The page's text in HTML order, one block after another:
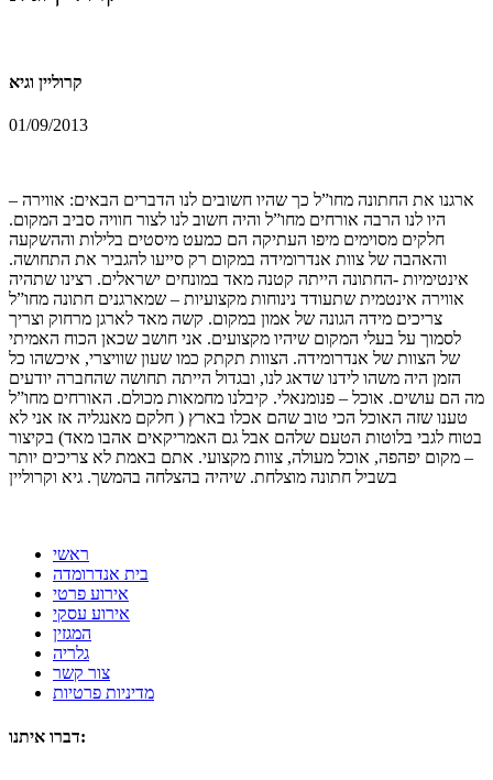
קרוליין וגיא
01/09/2013
ארגנו את החתונה מחו”ל כך שהיו חשובים לנו הדברים הבאים: אווירה –
היו לנו הרבה אורחים מחו”ל והיה חשוב לנו לצור חוויה סביב המקום.
חלקים מסוימים מיפו העתיקה הם כמעט מיסטים בלילות וההשקעה
והאהבה של צוות אנדרומידה במקום רק סייעו להגביר את התחושה.
אינטימיות -החתונה הייתה קטנה מאד במונחים ישראלים. רצינו שתהיה
אווירה אינטמית שתעודד נינוחות מקצועיות – שמארגנים חתונה מחו”ל
צריכים מידה הגונה של אמון במקום. קשה מאד לארגן מרחוק וצריך
לסמוך על בעלי המקום שיהיו מקצועים. אני חושב שכאן הכוח האמיתי
של הצוות של אנדרומידה. הצוות תקתק כמו שעון שוויצרי, איכשהו כל
הזמן היה משהו לידנו שדאג לנו, ובגדול הייתה תחושה שהחברה יודעים
מה הם עושים. אוכל – פנומנאלי. קיבלנו מחמאות מכולם. האורחים מחו”ל
טענו שזה האוכל הכי טוב שהם אכלו בארץ ( חלקם מאנגליה אז אני לא
בטוח לגבי בלוטות הטעם שלהם אבל גם האמריקאים אהבו מאד) בקיצור
– מקום יפהפה, אוכל מעולה, צוות מקצועי. אתם באמת לא צריכים יותר
בשביל חתונה מוצלחת. שיהיה בהצלחה בהמשך. גיא וקרוליין
ראשי
בית אנדרומדה
אירוע פרטי
אירוע עסקי
המגזין
גלריה
צור קשר
מדיניות פרטיות
דברו איתנו: